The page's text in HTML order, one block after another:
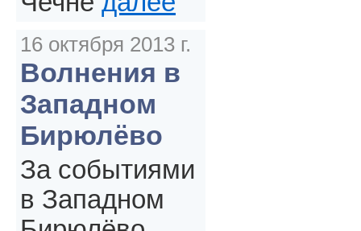
16 октября 2013 г.
Волнения в
Западном
Бирюлёво
За событиями
в Западном